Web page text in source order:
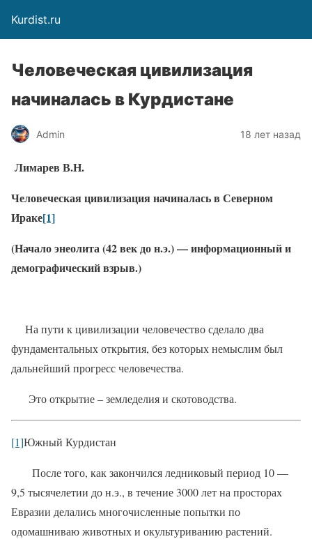
Kurdist.ru
Человеческая цивилизация
начиналась в Курдистане
Admin 18 лет назад
Лимарев В.Н.
Человеческая цивилизация начиналась в Северном
Ираке[1]
(Начало энеолита (42 век до н.э.) — информационный и
демографический взрыв.)
На пути к цивилизации человечество сделало два
фундаментальных открытия, без которых немыслим был
дальнейший прогресс человечества.
Это открытие – земледелия и скотоводства.
[1]Южный Курдистан
После того, как закончился ледниковый период 10 —
9,5 тысячелетии до н.э., в течение 3000 лет на просторах
Евразии делались многочисленные попытки по
одомашниваю животных и окультуриванию растений.